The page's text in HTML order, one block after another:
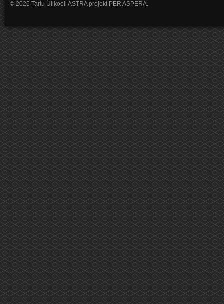
© 2026 Tartu Ülikooli ASTRA projekt PER ASPERA.